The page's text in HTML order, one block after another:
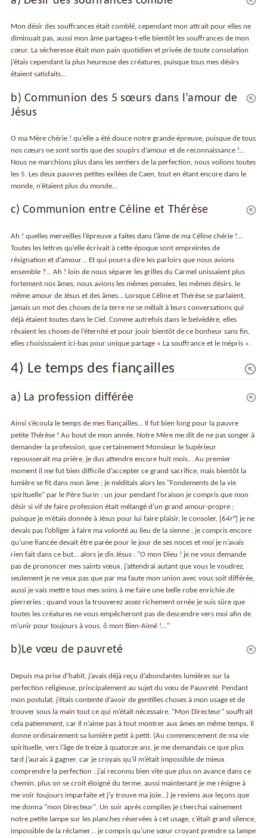
Mon désir des souffrances était comblé, cependant mon attrait pour elles ne
diminuait pas, aussi mon âme partagea-t-elle bientôt les souffrances de mon
cœur. La sécheresse était mon pain quotidien et privée de toute consolation
j’étais cependant la plus heureuse des créatures, puisque tous mes désirs
étaient satisfaits…
b) Communion des 5 sœurs dans l’amour de
Jésus
O ma Mère chérie ! qu’elle a été douce notre grande épreuve, puisque de tous
nos cœurs ne sont sortis que des soupirs d’amour et de reconnaissance !…
Nous ne marchions plus dans les sentiers de la perfection, nous volions toutes
les 5. Les deux pauvres petites exilées de Caen, tout en étant encore dans le
monde, n’étaient plus du monde…
c) Communion entre Céline et Thérèse
Ah ! quelles merveilles l’épreuve a faites dans l’âme de ma Céline chérie !…
Toutes les lettres qu’elle écrivait à cette époque sont empreintes de
résignation et d’amour… Et qui pourra dire les parloirs que nous avions
ensemble ?… Ah ! loin de nous séparer les grilles du Carmel unissaient plus
fortement nos âmes, nous avions les mêmes pensées, les mêmes désirs, le
même amour de Jésus et des âmes… Lorsque Céline et Thérèse se parlaient,
jamais un mot des choses de la terre ne se mêlait à leurs conversations qui
déjà étaient toutes dans le Ciel. Comme autrefois dans le belvédère, elles
rêvaient les choses de l’éternité et pour jouir bientôt de ce bonheur sans fin,
elles choisissaient ici-bas pour unique partage « La souffrance et le mépris ».
4) Le temps des fiançailles
a) La profession différée
Ainsi s’écoula le temps de mes fiançailles… Il fut bien long pour la pauvre
petite Thérèse ! Au bout de mon année, Notre Mère me dit de ne pas songer à
demander la profession, que certainement Monsieur le Supérieur
repousserait ma prière, je dus attendre encore huit mois… Au premier
moment il me fut bien difficile d’accepter ce grand sacrifice, mais bientôt la
lumière se fit dans mon âme ; je méditais alors les "Fondements de la vie
spirituelle" par le Père Surin ; un jour pendant l’oraison je compris que mon
désir si vif de faire profession était mélangé d’un grand amour-propre ;
puisque je m’étais donnée à Jésus pour lui faire plaisir, le consoler, [64r°] je ne
devais pas l’obliger à faire ma volonté au lieu de la sienne ; je compris encore
qu’une fiancée devait être parée pour le jour de ses noces et moi je n’avais
rien fait dans ce but… alors je dis Jésus : "O mon Dieu ! je ne vous demande
pas de prononcer mes saints vœux, j’attendrai autant que vous le voudrez,
seulement je ne veux pas que par ma faute mon union avec vous soit différée,
aussi je vais mettre tous mes soins à me faire une belle robe enrichie de
pierreries ; quand vous la trouverez assez richement ornée je suis sûre que
toutes les créatures ne vous empêcheront pas de descendre vers moi afin de
m’unir pour toujours à vous, ô mon Bien-Aimé !…"
b)Le vœu de pauvreté
Depuis ma prise d’habit, j’avais déjà reçu d’abondantes lumières sur la
perfection religieuse, principalement au sujet du vœu de Pauvreté. Pendant
mon postulat, j’étais contente d’avoir de gentilles choses à mon usage et de
trouver sous la main tout ce qui m’était nécessaire. "Mon Directeur" souffrait
cela patiemment, car Il n’aime pas à tout montrer aux âmes en même temps. Il
donne ordinairement sa lumière petit à petit. (Au commencement de ma vie
spirituelle, vers l’âge de treize à quatorze ans, je me demandais ce que plus
tard j’aurais à gagner, car je croyais qu’il m’était impossible de mieux
comprendre la perfection ; j’ai reconnu bien vite que plus on avance dans ce
chemin, plus on se croit éloigné du terme, aussi maintenant je me résigne à
me voir toujours imparfaite et j’y trouve ma joie…) je reviens aux leçons que
me donna "mon Directeur". Un soir après complies je cherchai vainement
notre petite lampe sur les planches réservées à cet usage, c’était grand silence,
impossible de la réclamer… je compris qu’une sœur croyant prendre sa lampe